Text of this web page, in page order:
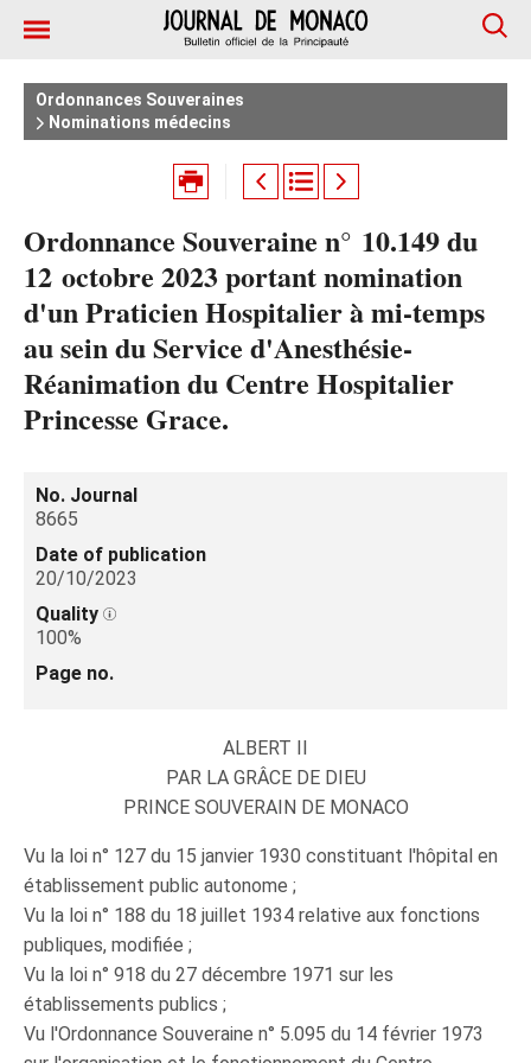
Ordonnances Souveraines
Nominations médecins
Ordonnance Souveraine n° 10.149 du
12 octobre 2023 portant nomination
d'un Praticien Hospitalier à mi-temps
au sein du Service d'Anesthésie-
Réanimation du Centre Hospitalier
Princesse Grace.
No. Journal
8665
Date of publication
20/10/2023
Quality
100%
Page no.
ALBERT II
PAR LA GRÂCE DE DIEU
PRINCE SOUVERAIN DE MONACO
Vu la loi n° 127 du 15 janvier 1930 constituant l'hôpital en
établissement public autonome ;
Vu la loi n° 188 du 18 juillet 1934 relative aux fonctions
publiques, modifiée ;
Vu la loi n° 918 du 27 décembre 1971 sur les
établissements publics ;
Vu l'Ordonnance Souveraine n° 5.095 du 14 février 1973